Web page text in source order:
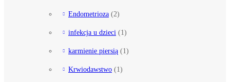
Endometrioza (2)
infekcja u dzieci (1)
karmienie piersią (1)
Krwiodawstwo (1)